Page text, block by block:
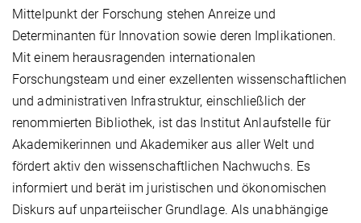
Mittelpunkt der Forschung stehen Anreize und
Determinanten für Innovation sowie deren Implikationen.
Mit einem herausragenden internationalen
Forschungsteam und einer exzellenten wissenschaftlichen
und administrativen Infrastruktur, einschließlich der
renommierten Bibliothek, ist das Institut Anlaufstelle für
Akademikerinnen und Akademiker aus aller Welt und
fördert aktiv den wissenschaftlichen Nachwuchs. Es
informiert und berät im juristischen und ökonomischen
Diskurs auf unparteiischer Grundlage. Als unabhängige